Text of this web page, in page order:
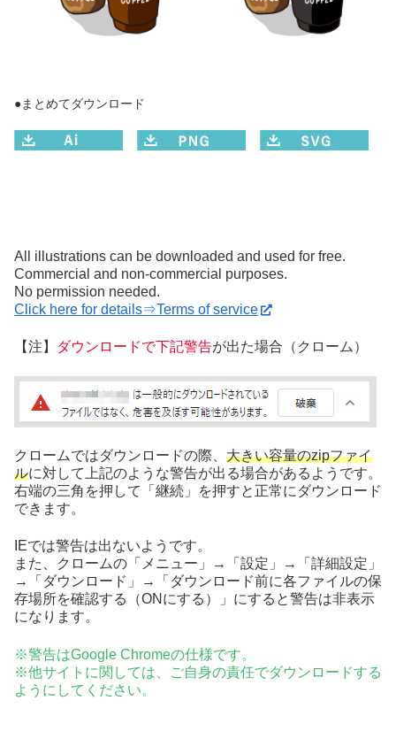
●まとめてダウンロード
All illustrations can be downloaded and used for free.
Commercial and non-commercial purposes.
No permission needed.
Click here for details⇒Terms of service
【注】 ダウンロードで下記警告が出た場合（クローム）
クロームではダウンロードの際、 大きい容量のzipファイ
ルに対して上記のような警告が出る場合があるようです。
右端の三角を押して「継続」を押すと正常にダウンロード
できます。
IEでは警告は出ないようです。
また、クロームの「メニュー」→「設定」→「詳細設定」
→「ダウンロード」→「ダウンロード前に各ファイルの保
存場所を確認する（ONにする）」にすると警告は非表示
になります。
※警告はGoogle Chromeの仕様です。
※他サイトに関しては、ご自身の責任でダウンロードする
ようにしてください。